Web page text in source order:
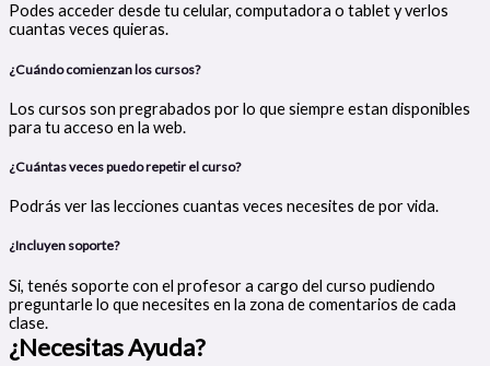
Podes acceder desde tu celular, computadora o tablet y verlos
cuantas veces quieras.
¿Cuándo comienzan los cursos?
Los cursos son pregrabados por lo que siempre estan disponibles
para tu acceso en la web.
¿Cuántas veces puedo repetir el curso?
Podrás ver las lecciones cuantas veces necesites de por vida.
¿Incluyen soporte?
Si, tenés soporte con el profesor a cargo del curso pudiendo
preguntarle lo que necesites en la zona de comentarios de cada
clase.
¿Necesitas Ayuda?